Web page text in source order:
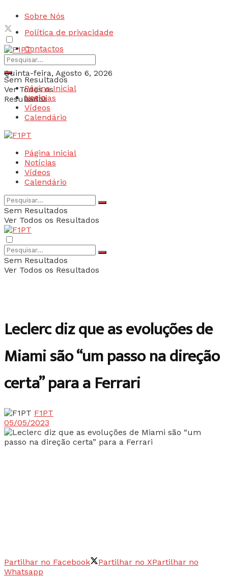
Sobre Nós
Política de privacidade
Contactos
Quinta-feira, Agosto 6, 2026
Login
Sem Resultados
Ver Todos os
Resultados
Página Inicial
Notícias
Vídeos
Calendário
Página Inicial
Notícias
Vídeos
Calendário
Sem Resultados
Ver Todos os Resultados
Sem Resultados
Ver Todos os Resultados
Leclerc diz que as evoluções de
Miami são “um passo na direção
certa” para a Ferrari
F1PT
05/05/2023
Partilhar no Facebook Partilhar no XPartilhar no
Whatsapp